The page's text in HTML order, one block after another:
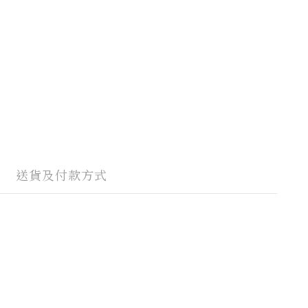
送貨及付款方式